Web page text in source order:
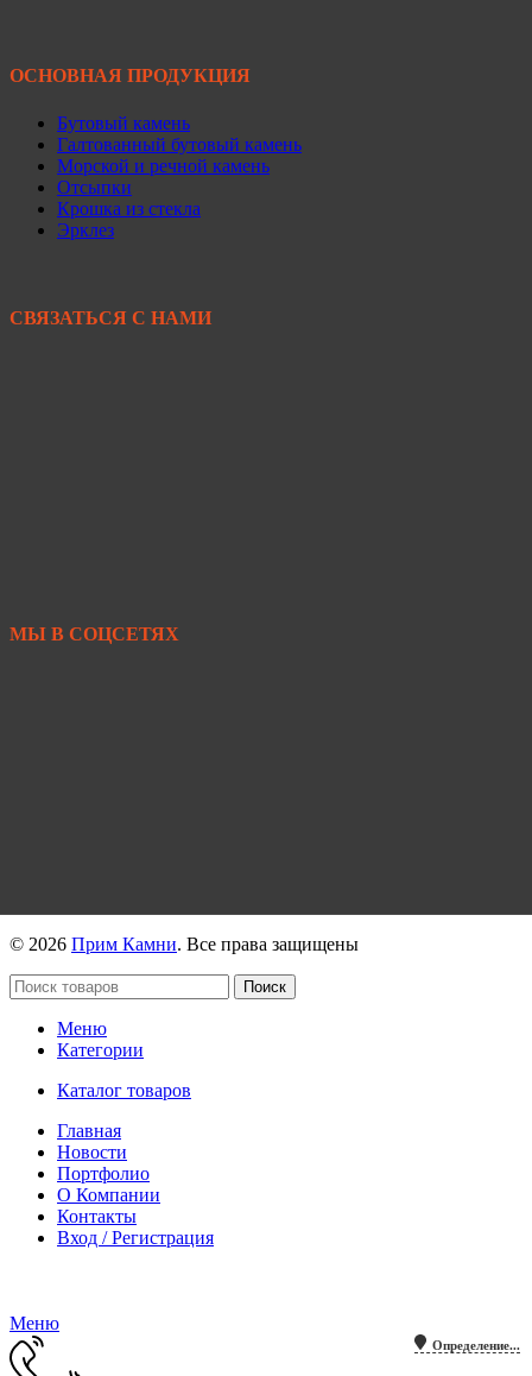
ОСНОВНАЯ ПРОДУКЦИЯ
Бутовый камень
Галтованный бутовый камень
Морской и речной камень
Отсыпки
Крошка из стекла
Эрклез
СВЯЗАТЬСЯ С НАМИ
МЫ В СОЦСЕТЯХ
© 2026 Прим Камни. Все права защищены
Поиск
Меню
Категории
Каталог товаров
Главная
Новости
Портфолио
О Компании
Контакты
Вход / Регистрация
Меню
Определение...